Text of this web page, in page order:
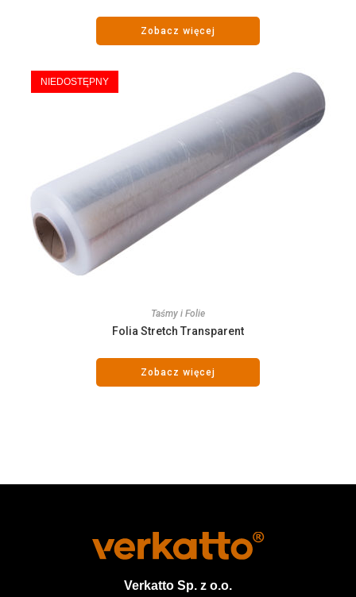
Zobacz więcej
NIEDOSTĘPNY
Taśmy i Folie
Folia Stretch Transparent
Zobacz więcej
Verkatto Sp. z o.o.